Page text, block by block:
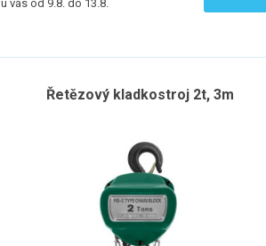
u vás od 9.8. do 13.8.
Řetězový kladkostroj 2t, 3m